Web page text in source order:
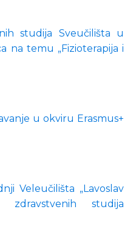
studija Sveučilišta u
na temu „Fizioterapija i
u okviru Erasmus+
Veleučilišta „Lavoslav
studija